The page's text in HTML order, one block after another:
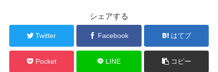
シェアする
Twitter Facebook はてブ
Pocket LINE コピー